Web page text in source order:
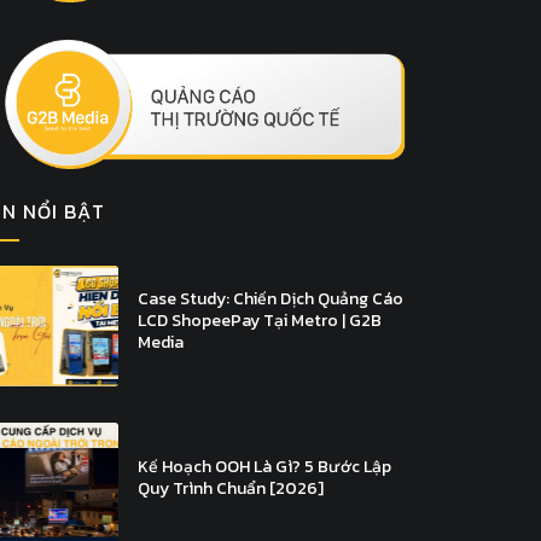
NỔI BẬT
Case Study: Chiến Dịch Quảng Cáo
LCD ShopeePay Tại Metro | G2B
Media
Kế Hoạch OOH Là Gì? 5 Bước Lập
Quy Trình Chuẩn [2026]